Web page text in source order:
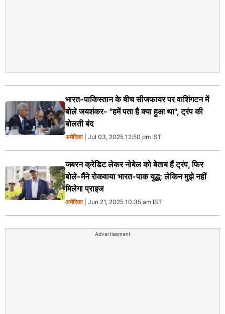
भारत-पाकिस्तान के बीच सीजफायर पर वाशिंगटन में
बोले जयशंकर- "हमें पता है क्या हुआ था", ट्रंप की
बोलती बंद
अमेरिका| Jul 03, 2025 12:50 pm IST
जबरन क्रेडिट लेकर नोबेल को बेताब हैं ट्रंप, फिर
बोले-मैंने रोकवाया भारत-पाक युद्ध; लेकिन मुझे नहीं
मिलेगा प्राइज
अमेरिका| Jun 21, 2025 10:35 am IST
Advertisement